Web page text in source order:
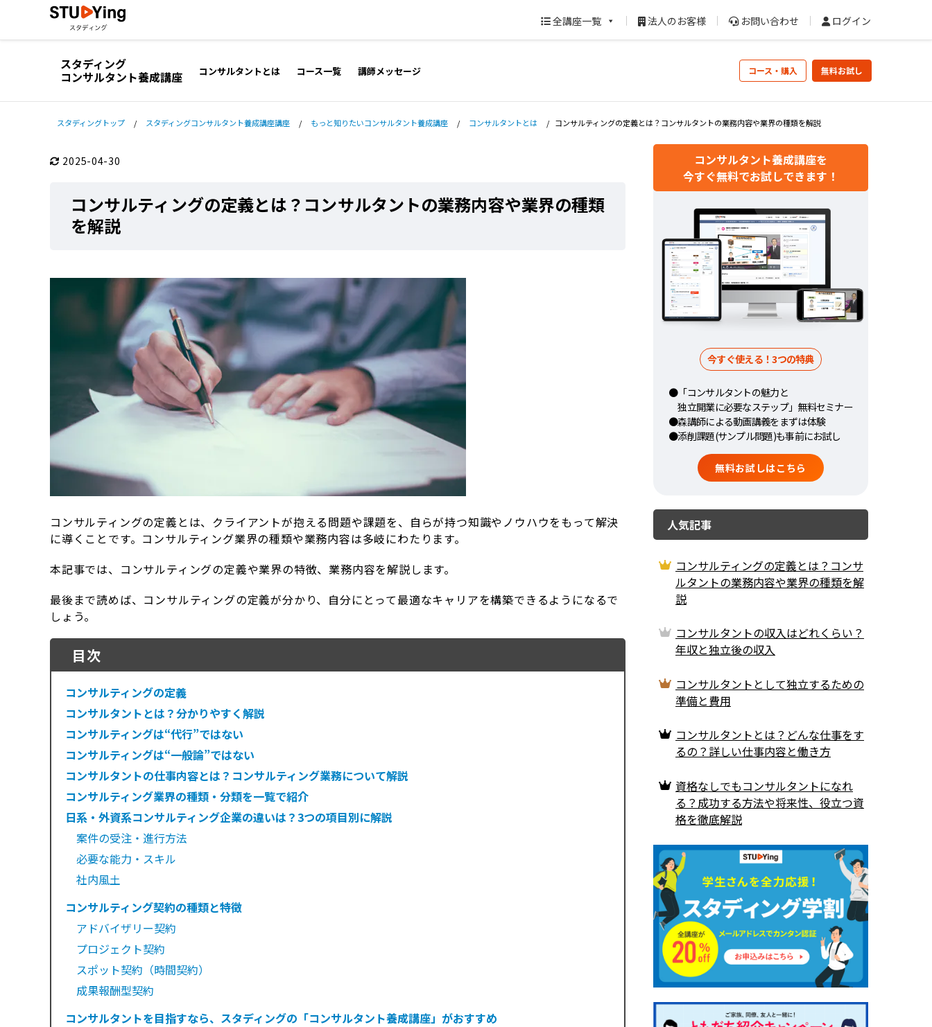
全講座一覧 法人のお客様 お問い合わせ ログイン
スタディング
コンサルタント養成講座 コンサルタントとは コース一覧 講師メッセージ コース・購入 無料お試し
スタディングトップ / スタディングコンサルタント養成講座講座 / もっと知りたいコンサルタント養成講座 / コンサルタントとは / コンサルティングの定義とは？コンサルタントの業務内容や業界の種類を解説
2025-04-30
コンサルティングの定義とは？コンサルタントの業務内容や業界の種類
を解説
コンサルティングの定義とは、 クライアントが抱える問題や課題を、自らが持つ知識やノウハウをもって解決
に導くことです。 コンサルティング業界の種類や業務内容は多岐にわたります。
本記事では、コンサルティングの定義や業界の特徴、業務内容を解説します。
最後まで読めば、コンサルティングの定義が分かり、 自分にとって最適なキャリアを構築できるようになるで
しょう。
目次
コンサルティングの定義
コンサルタントとは？分かりやすく解説
コンサルティングは“代行”ではない
コンサルティングは“一般論”ではない
コンサルタントの仕事内容とは？コンサルティング業務について解説
コンサルティング業界の種類・分類を一覧で紹介
日系・外資系コンサルティング企業の違いは？3つの項目別に解説
案件の受注・進行方法
必要な能力・スキル
社内風土
コンサルティング契約の種類と特徴
アドバイザリー契約
プロジェクト契約
スポット契約（時間契約）
成果報酬型契約
コンサルタントを目指すなら、スタディングの「コンサルタント養成講座」がおすすめ
コンサルタント養成講座を
今すぐ無料でお試しできます！
今すぐ使える！3つの特典
●「コンサルタントの魅力と
独立開業に必要なステップ」無料セミナー
●森講師による動画講義をまずは体験
●添削課題(サンプル問題)も事前にお試し
無料お試しはこちら
人気記事
コンサルティングの定義とは？コンサ
ルタントの業務内容や業界の種類を解
説
コンサルタントの収入はどれくらい？
年収と独立後の収入
コンサルタントとして独立するための
準備と費用
コンサルタントとは？どんな仕事をす
るの？詳しい仕事内容と働き方
資格なしでもコンサルタントになれ
る？成功する方法や将来性、役立つ資
格を徹底解説